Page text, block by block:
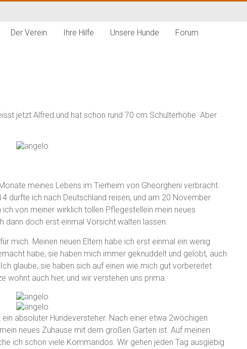
Der Verein Ihre Hilfe Unsere Hunde Forum
jetzt Alfred und hat schon rund 70 cm Schulterhöhe. Aber
meines Lebens im Tierheim von Gheorgheni verbracht.
durfte ich nach Deutschland reisen, und am 20 November
von meiner wirklich tollen Pflegestellein mein neues
dann doch erst einmal Vorsicht walten lassen.
mich. Meinen neuen Eltern habe ich erst einmal ein wenig
habe, sie haben mich immer geknuddelt und gelobt, auch
glaube, sie haben sich auf einen wie mich gut vorbereitet.
wohnt auch hier, und wir verstehen uns prima.
absoluter Hundeversteher. Nach einer etwa 2wöchigen
neues Zuhause mit dem großen Garten ist. Auf meinen
ich schon viele Kommandos. Wir gehen jeden Tag ausgiebig